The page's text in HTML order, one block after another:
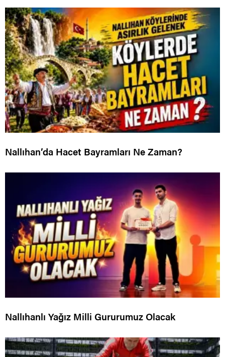
Nallıhan’da Hacet Bayramları Ne Zaman?
Nallıhanlı Yağız Milli Gururumuz Olacak